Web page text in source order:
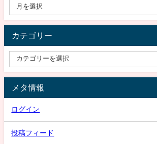
カテゴリー
メタ情報
ログイン
投稿フィード